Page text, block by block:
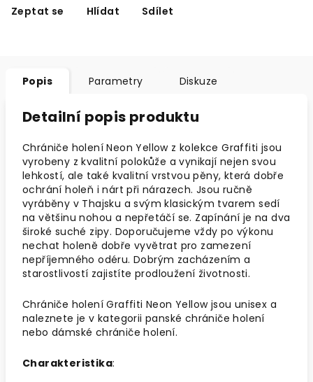
Zeptat se Hlídat Sdílet
Popis Parametry Diskuze
Detailní popis produktu
Chrániče holení Neon Yellow z kolekce Graffiti jsou
vyrobeny z kvalitní polokůže a vynikají nejen svou
lehkostí, ale také kvalitní vrstvou pěny, která dobře
ochrání holeň i nárt při nárazech. Jsou ručně
vyráběny v Thajsku a svým klasickým tvarem sedí
na většinu nohou a nepřetáčí se. Zapínání je na dva
široké suché zipy. Doporučujeme vždy po výkonu
nechat holeně dobře vyvětrat pro zamezení
nepříjemného odéru. Dobrým zacházením a
starostlivostí zajistíte prodloužení životnosti.
Chrániče holení Graffiti Neon Yellow jsou unisex a
naleznete je v kategorii panské chrániče holení
nebo dámské chrániče holení.
Charakteristika: